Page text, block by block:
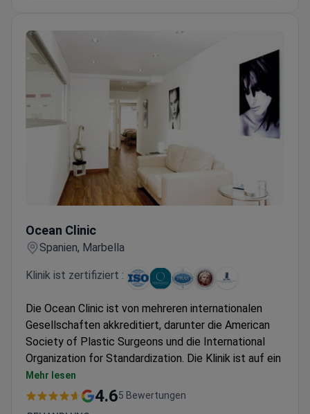
Ocean Clinic
Spanien, Marbella
Klinik ist zertifiziert :
Die Ocean Clinic ist von mehreren internationalen
Gesellschaften akkreditiert, darunter die American
Society of Plastic Surgeons und die International
Organization for Standardization. Die Klinik ist auf ein
breites Spektrum an ästhetischen Behandlungen und
kosmetischen Eingriffen spezialisiert.
Mehr lesen
4.65 Bewertungen